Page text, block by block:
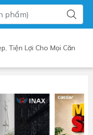
Tiện Lợi Cho Mọi Căn